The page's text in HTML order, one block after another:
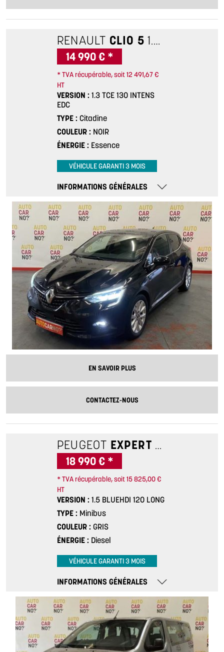
RENAULT CLIO 5 1.3 TCE 130 INTENS EDC
14 990 € *
* TVA récupérable, soit 12 491,67 €
HT
VERSION
1.3 TCE 130 INTENS
EDC
TYPE
Citadine
COULEUR
NOIR
ÉNERGIE
Essence
VÉHICULE GARANTI 3 MOIS
INFORMATIONS GÉNÉRALES
EN SAVOIR PLUS
CONTACTEZ-NOUS
PEUGEOT EXPERT COMBI
18 990 € *
* TVA récupérable, soit 15 825,00 €
HT
VERSION
1.5 BLUEHDI 120 LONG
TYPE
Minibus
COULEUR
GRIS
ÉNERGIE
Diesel
VÉHICULE GARANTI 3 MOIS
INFORMATIONS GÉNÉRALES